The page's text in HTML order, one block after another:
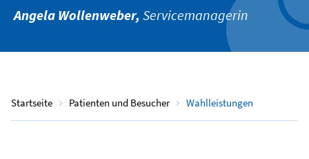
Angela Wollenweber, Servicemanagerin
Startseite Patienten und Besucher Wahlleistungen